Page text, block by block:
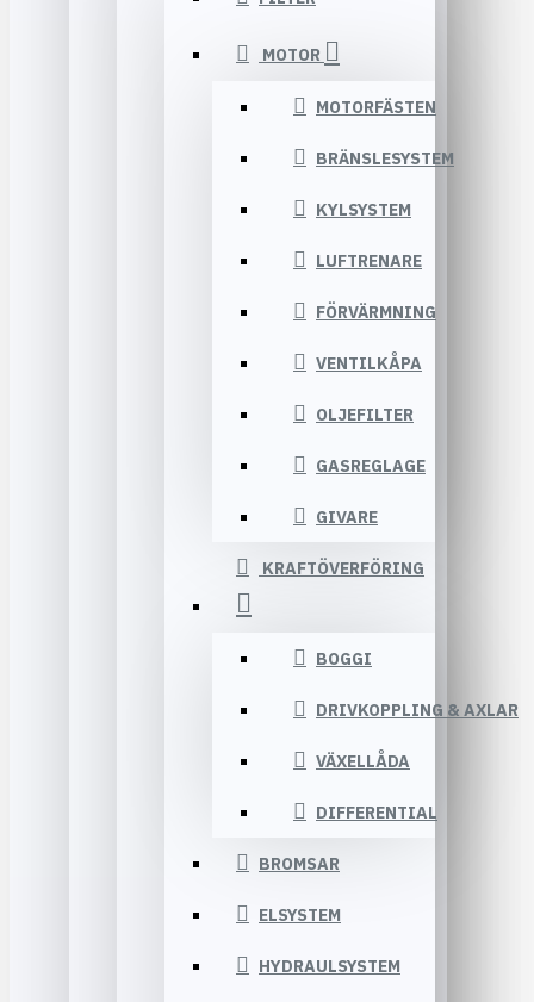
MOTOR
MOTORFÄSTEN
BRÄNSLESYSTEM
KYLSYSTEM
LUFTRENARE
FÖRVÄRMNING
VENTILKÅPA
OLJEFILTER
GASREGLAGE
GIVARE
KRAFTÖVERFÖRING
BOGGI
DRIVKOPPLING & AXLAR
VÄXELLÅDA
DIFFERENTIAL
BROMSAR
ELSYSTEM
HYDRAULSYSTEM